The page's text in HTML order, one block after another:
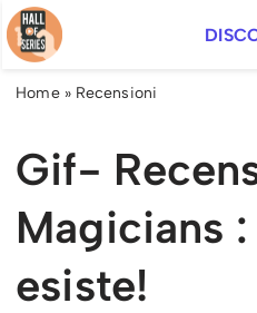
Vai
al
Home» Recensioni
Gif-
Magicians
esiste!